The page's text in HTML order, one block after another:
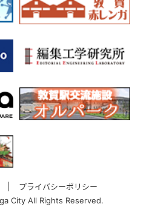
プライバシーポリシー
City All Rights Reserved.